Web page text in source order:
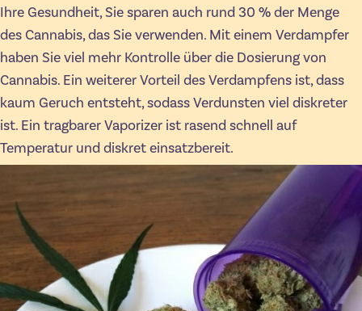
Ihre Gesundheit, Sie sparen auch rund 30 % der Menge
des Cannabis, das Sie verwenden. Mit einem Verdampfer
haben Sie viel mehr Kontrolle über die Dosierung von
Cannabis. Ein weiterer Vorteil des Verdampfens ist, dass
kaum Geruch entsteht, sodass Verdunsten viel diskreter
ist. Ein tragbarer Vaporizer ist rasend schnell auf
Temperatur und diskret einsatzbereit.